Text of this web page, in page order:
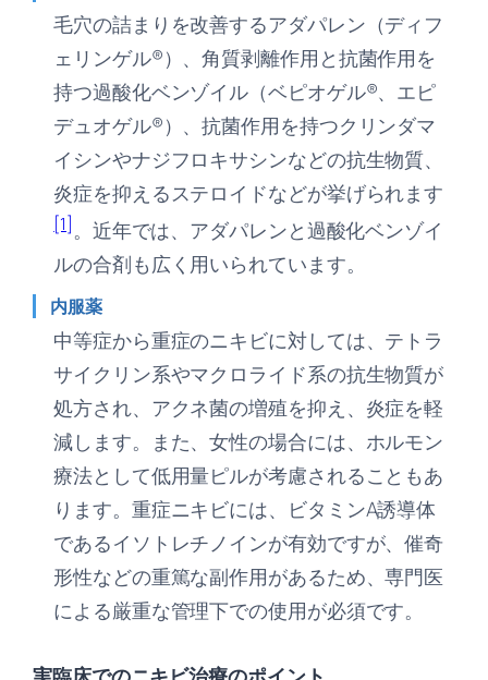
毛穴の詰まりを改善するアダパレン（ディフ
ェリンゲル®）、角質剥離作用と抗菌作用を
持つ過酸化ベンゾイル（ベピオゲル®、エピ
デュオゲル®）、抗菌作用を持つクリンダマ
イシンやナジフロキサシンなどの抗生物質、
炎症を抑えるステロイドなどが挙げられます
[1]。近年では、アダパレンと過酸化ベンゾイ
ルの合剤も広く用いられています。
内服薬
中等症から重症のニキビに対しては、テトラ
サイクリン系やマクロライド系の抗生物質が
処方され、アクネ菌の増殖を抑え、炎症を軽
減します。また、女性の場合には、ホルモン
療法として低用量ピルが考慮されることもあ
ります。重症ニキビには、ビタミンA誘導体
であるイソトレチノインが有効ですが、催奇
形性などの重篤な副作用があるため、専門医
による厳重な管理下での使用が必須です。